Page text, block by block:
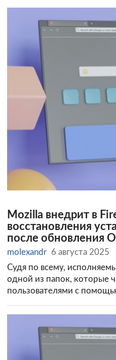
Mozilla внедрит в
восстановления
после обновления
molexandr 6 августа 2025
Судя по всему,
одной из папок, которые
пользователями с